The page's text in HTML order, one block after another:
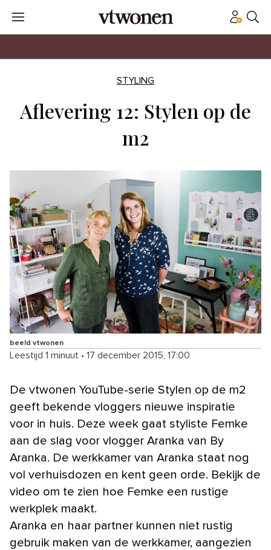
STYLING
Aflevering 12: Stylen op de
m2
beeld vtwonen
Leestijd 1 minuut • 17 december 2015, 17:00
De vtwonen YouTube-serie Stylen op de m2
geeft bekende vloggers nieuwe inspiratie
voor in huis. Deze week gaat styliste Femke
aan de slag voor vlogger Aranka van By
Aranka. De werkkamer van Aranka staat nog
vol verhuisdozen en kent geen orde. Bekijk de
video om te zien hoe Femke een rustige
werkplek maakt.
Aranka en haar partner kunnen niet rustig
gebruik maken van de werkkamer, aangezien